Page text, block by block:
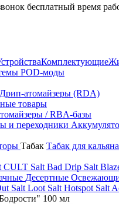
бесплатный время
Комплектующие
POD-моды
Дрип-атомайзеры (RDA)
товары
/ RBA-базы
и переходники
Табак Табак для кальяна
CULT Salt Bad Drip Salt
Десертные
Salt Loot Salt Hotspot Salt
100 мл